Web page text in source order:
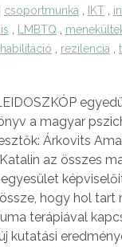
csoportmunka IKT
LMBTQ
rezilencia
a magyar
Árkovits
az összes
hogy hol tart
terápiával
kutatási